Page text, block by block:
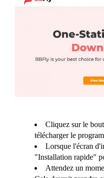
Cliquez sur le
télécharger le
Lorsque l'écran
"Installation rapide"
Attendez un